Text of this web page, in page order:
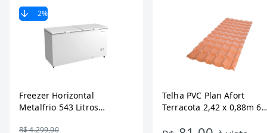
2%
Freezer Horizontal
Metalfrio 543 Litros
R$ 4.299,00
Telha PVC Plan Afort
Terracota 2,42 x 0,88m 6